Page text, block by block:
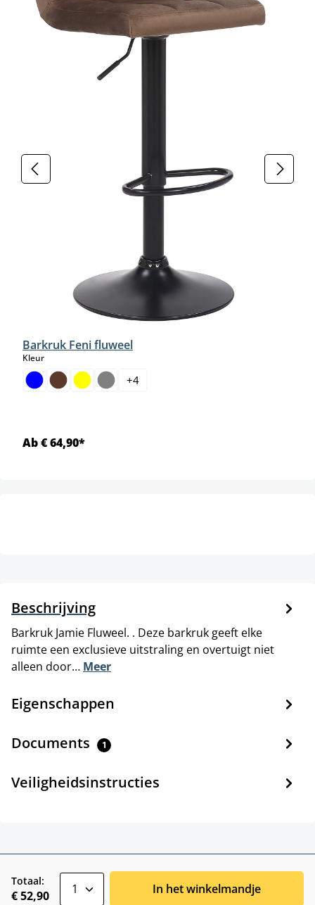
Barkruk Feni fluweel
Kleurselect
+4
Ab € 64,90*
Beschrijving
Barkruk Jamie Fluweel. . Deze barkruk geeft elke
ruimte een exclusieve uitstraling en overtuigt niet
alleen door… Meer
Eigenschappen
Documents 1
Veiligheidsinstructies
Totaal:
€ 52,90 In het winkelmandje